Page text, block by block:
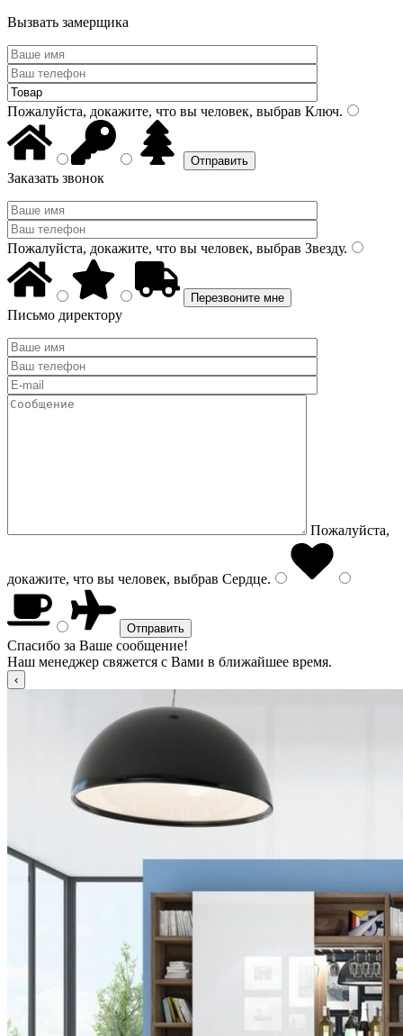
Вызвать замерщика
Пожалуйста, докажите, что вы человек, выбрав Ключ.
Заказать звонок
Пожалуйста, докажите, что вы человек, выбрав Звезду.
Письмо директору
Пожалуйста,
докажите, что вы человек, выбрав Сердце.
Спасибо за Ваше сообщение!
Наш менеджер свяжется с Вами в ближайшее время.